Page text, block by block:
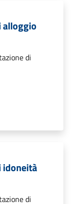
alloggio
di
idoneità
di